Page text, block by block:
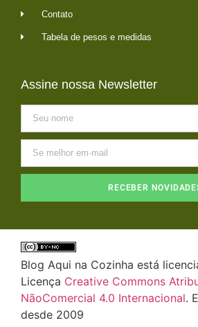
Contato
Tabela de pesos e medidas
Assine nossa Newsletter
RECEBER
Blog Aqui na Cozinha está
Licença Creative Commons
NãoComercial 4.0 Internacional.
desde 2009